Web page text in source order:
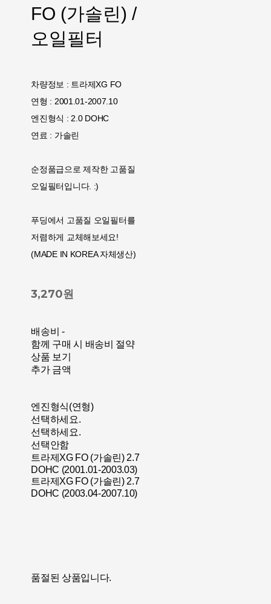
FO (가솔린) /
오일필터
차량정보 : 트라제XG FO
연형 : 2001.01-2007.10
엔진형식 : 2.0 DOHC
연료 : 가솔린
순정품급으로 제작한 고품질
오일필터입니다. :)
푸딩에서 고품질 오일필터를
저렴하게 교체해보세요!
(MADE IN KOREA 자체생산)
3,270원
배송비 -
함께 구매 시 배송비 절약
상품 보기
추가 금액
엔진형식(연형)
선택하세요.
선택하세요.
선택안함
트라제XG FO (가솔린) 2.7
DOHC (2001.01-2003.03)
트라제XG FO (가솔린) 2.7
DOHC (2003.04-2007.10)
품절된 상품입니다.